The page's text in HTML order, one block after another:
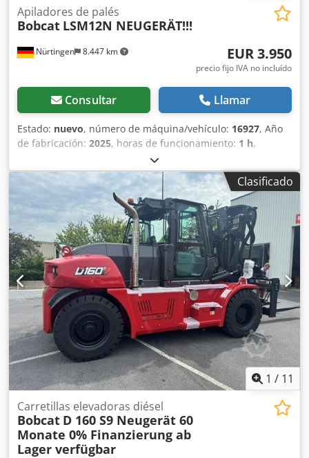
Nürtingen 8.447 km
Apiladores de palés
Bobcat LSM12N NEUGERÄT!!!
EUR 3.950
precio fijo IVA no incluído
Consultar Llamar
Estado: nuevo, número de máquina/vehículo: 16927, Año
de fabricación: 2025, horas de funcionamiento: 1 h,
1.200 kg, altura de elevación:
mm, centro de carga:600 mm, tipo de combustible:
eléctrico , tipo de mástil: Simplex
, altura de construcción:
, voltaje de la batería:24 V, longitud de la
horquilla: 1.150 mm, peso total:576 kg, 5108763 Número
de serie: OBWNL-003130 Especificaciones de la batería: 24
V, 60 Ah. Dkedpfx Amoyv S Rmj Sjr
Clasificado
1 / 11
Carretillas elevadoras diésel
Bobcat D 160 S9 Neugerät 60
Monate 0% Finanzierung ab
Lager verfügbar